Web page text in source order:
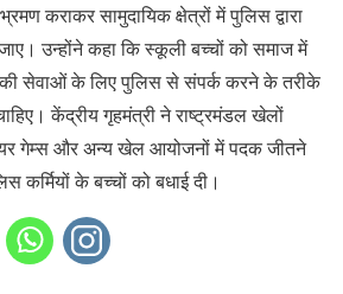
कराकर सामुदायिक क्षेत्रों में पुलिस द्वारा
उन्होंने कहा कि स्कूली बच्चों को समाज में
सेवाओं के लिए पुलिस से संपर्क करने के तरीके
केंद्रीय गृहमंत्री ने राष्ट्रमंडल खेलों
गेम्स और अन्य खेल आयोजनों में पदक जीतने
कर्मियों के बच्चों को बधाई दी।